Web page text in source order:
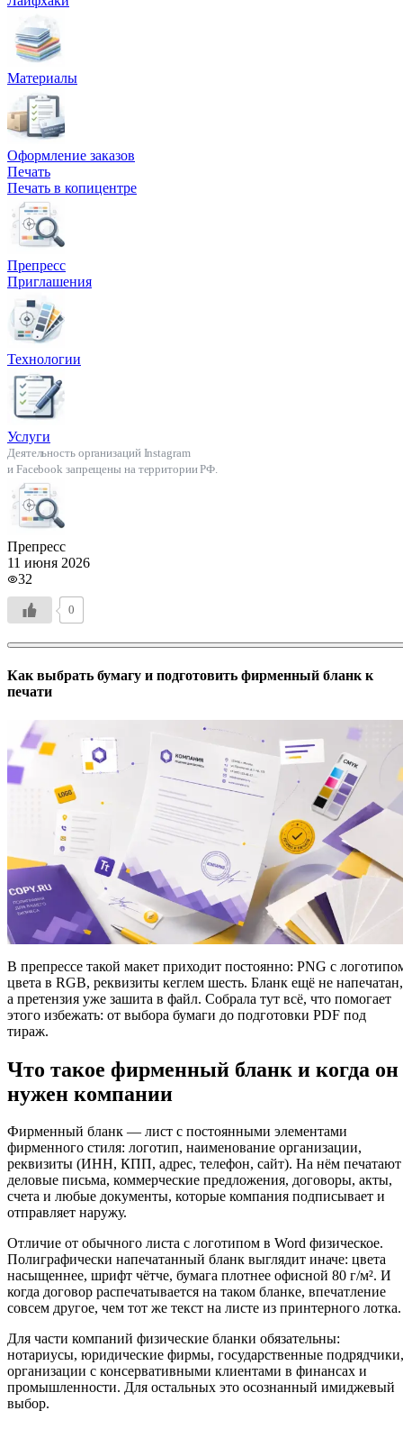
О компании
Написать директору
Арендодателям
Портфолио
Франшиза
Контакты
Материалы
Оформление заказов
Печать
Печать в копицентре
Препресс
Приглашения
Технологии
Услуги
Деятельность организаций Instagram
и Facebook запрещены на территории РФ.
Препресс
11 июня 2026
32
0
Как выбрать бумагу и подготовить фирменный бланк к
печати
В препрессе такой макет приходит постоянно: PNG с
цвета в RGB, реквизиты кеглем шесть. Бланк ещё не напечатан,
а претензия уже зашита в файл. Собрала тут всё, что помогает
этого избежать: от выбора бумаги до подготовки PDF под
тираж.
Что такое фирменный бланк и когда он
нужен компании
Фирменный бланк — лист с постоянными элементами
фирменного стиля: логотип, наименование организации,
реквизиты (ИНН, КПП, адрес, телефон, сайт). На нём печатают
деловые письма, коммерческие предложения, договоры, акты,
счета и любые документы, которые компания подписывает и
отправляет наружу.
Отличие от обычного листа с логотипом в Word физическое.
Полиграфически напечатанный бланк выглядит иначе: цвета
насыщеннее, шрифт чётче, бумага плотнее офисной 80 г/м². И
когда договор распечатывается на таком бланке, впечатление
совсем другое, чем тот же текст на листе из принтерного лотка.
Для части компаний физические бланки обязательны:
нотариусы, юридические фирмы, государственные подрядчики,
организации с консервативными клиентами в финансах и
промышленности. Для остальных это осознанный имиджевый
выбор.